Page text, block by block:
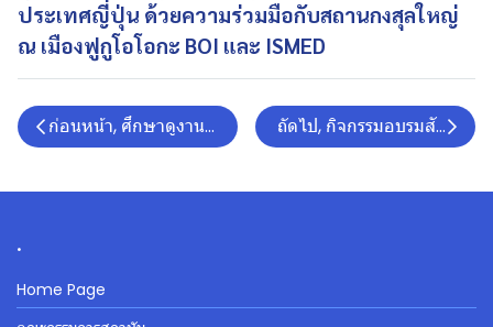
ประเทศญี่ปุ่น ด้วยความร่วมมือกับสถานกงสุลใหญ่
ณ เมืองฟูกูโอโอกะ BOI และ ISMED
ก่อนหน้า, ศึกษาดูงานจากโรงงานผลิตอาหารเสริมที่ได้มาตรฐ
ถัดไป, กิจกรรมอบรมสัมมนาเ
.
Home Page